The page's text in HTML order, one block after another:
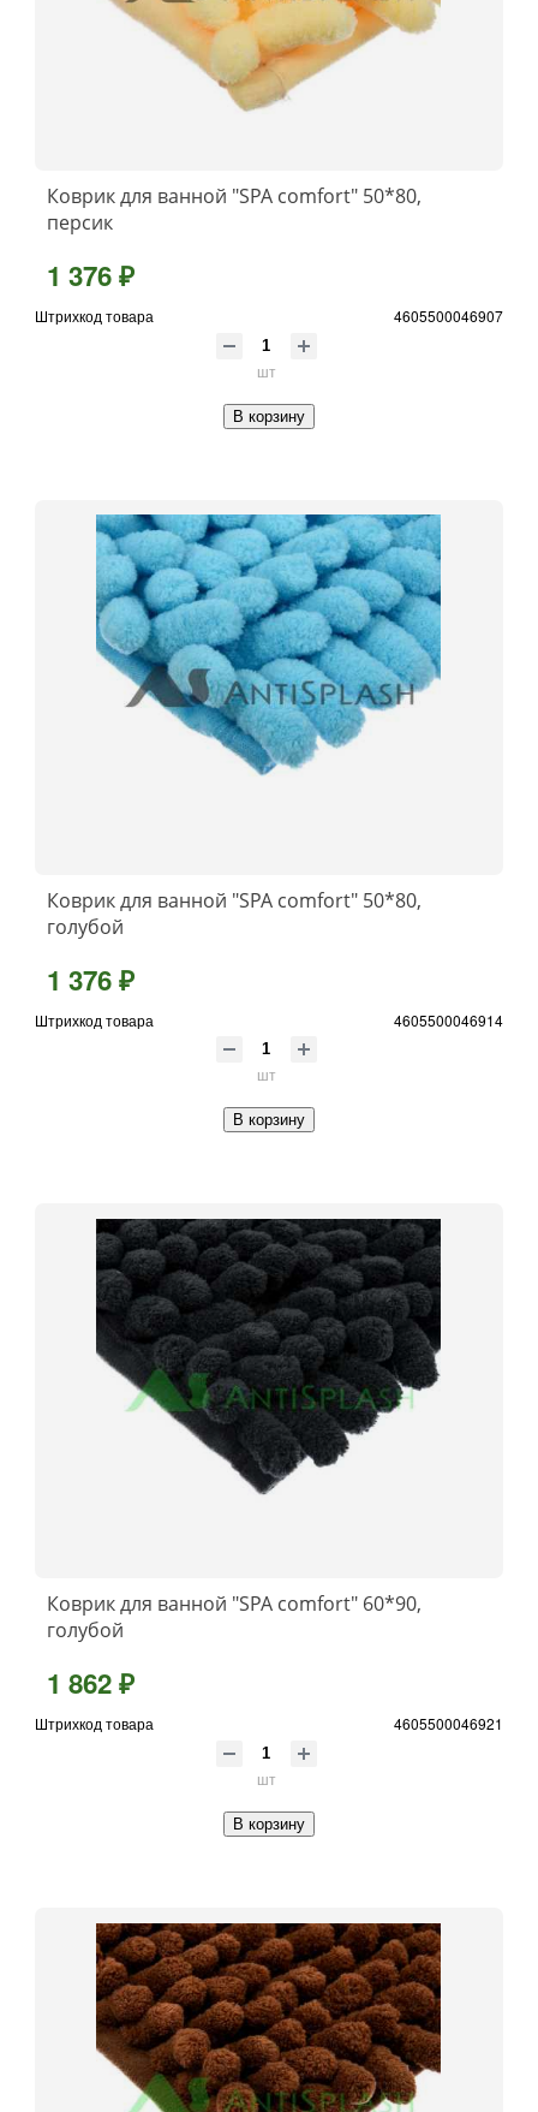
Коврик для ванной "SPA comfort" 50*80,
персик
1 376 ₽
Штрихкод товара 4605500046907
шт
В корзину
Коврик для ванной "SPA comfort" 50*80,
голубой
1 376 ₽
Штрихкод товара 4605500046914
шт
В корзину
Коврик для ванной "SPA comfort" 60*90,
голубой
1 862 ₽
Штрихкод товара 4605500046921
шт
В корзину